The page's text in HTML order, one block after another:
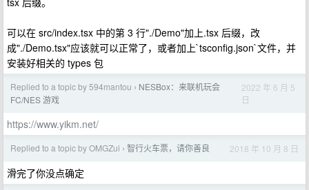
可以在 src/index.tsx 中的第 3 行"./Demo"加上.tsx 后缀，改
成"./Demo.tsx"应该就可以正常了，或者加上`tsconfig.json`文件，并
安装好相关的 types 包
Replied to a topic by 594mantou › NESBox：来联机玩会
FC/NES 游戏
2022 年 6 月 5
日
https://www.yikm.net/
Replied to a topic by OMGZui › 智行火车票，请你善良 2018 年 10 月 8 日
滑完了你没点确定